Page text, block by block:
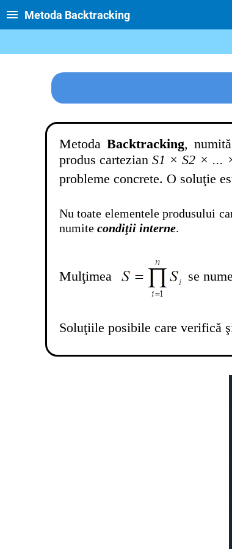
Metoda Backtracking
Metoda Backtracking,
produs cartezian S1 × S2 × ...
probleme concrete. O soluţie
Nu toate elementele produsului
numite condiţii interne.
Mulţimea se
Soluţiile posibile care verifică